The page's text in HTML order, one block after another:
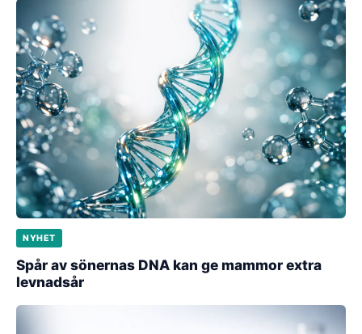
NYHET
Spår av sönernas DNA kan ge mammor extra
levnadsår